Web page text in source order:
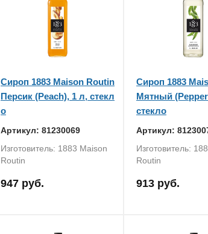
Сироп 1883 Maison Routin
Персик (Peach), 1 л, стекл
о
Артикул: 81230069
Изготовитель: 1883 Maison
Routin
947 руб.
Сироп 1883
Мятный
стекло
Артикул:
Изготовитель:
Routin
913 руб.